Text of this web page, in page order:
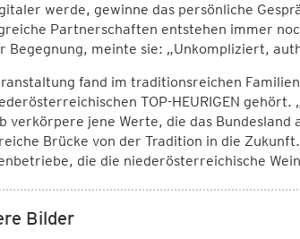
werde, gewinne das persönliche
Partnerschaften entstehen immer
Begegnung, meinte sie: „Unkompliziert,
fand im traditionsreichen
TOP-HEURIGEN
verkörpere jene Werte, die das
Brücke von der Tradition in die
die die niederösterreichische
Bilder